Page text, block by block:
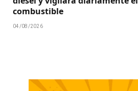
combustible
04/08/2026